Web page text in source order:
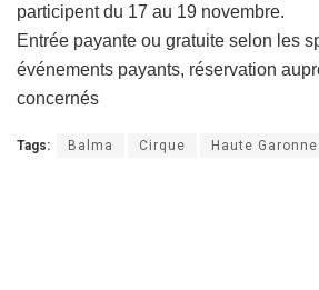
participent du 17 au 19 novembre.
Entrée payante ou gratuite selon les
événements payants, réservation
concernés
Tags: Balma Cirque Haute Garonne